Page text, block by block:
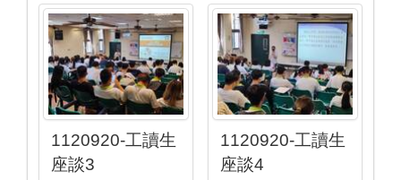
1120920-工讀生
座談3
1120920-工讀生
座談4